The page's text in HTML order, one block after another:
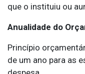
que o instituiu ou
Anualidade do
Princípio
de um ano para as